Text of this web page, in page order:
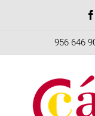
956 646